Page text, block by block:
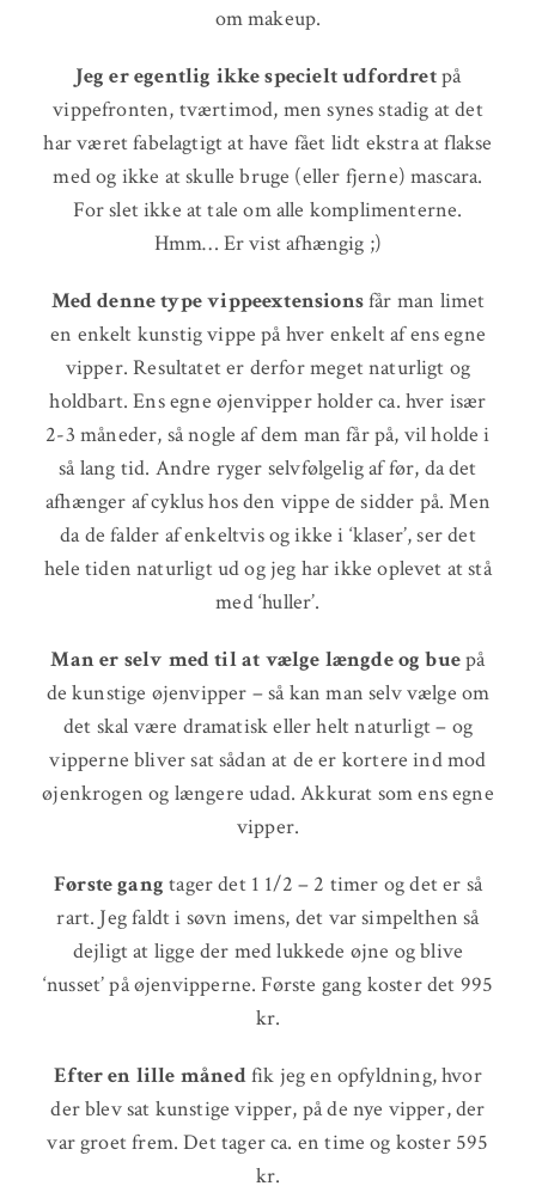
om makeup.
Jeg er egentlig ikke specielt udfordretpå
vippefronten, tværtimod, men synes stadig at det
har været fabelagtigt at have fået lidt ekstra at flakse
med og ikke at skulle bruge (eller fjerne) mascara.
For slet ikke at tale om alle komplimenterne.
Hmm… Er vist afhængig ;)
Med denne type vippeextensionsfår man limet
en enkelt kunstig vippe på hver enkelt af ens egne
vipper. Resultatet er derfor meget naturligt og
holdbart. Ens egne øjenvipper holder ca. hver især
2-3 måneder, så nogle af dem man får på, vil holde i
så lang tid. Andre ryger selvfølgelig af før, da det
afhænger af cyklus hos den vippe de sidder på. Men
da de falder af enkeltvis og ikke i ‘klaser’, ser det
hele tiden naturligt ud og jeg har ikke oplevet at stå
med ‘huller’.
Man er selv med til at vælge længde og buepå
de kunstige øjenvipper – så kan man selv vælge om
det skal være dramatisk eller helt naturligt – og
vipperne bliver sat sådan at de er kortere ind mod
øjenkrogen og længere udad. Akkurat som ens egne
vipper.
Første gang tager det 1 1/2 – 2 timer og det er så
rart. Jeg faldt i søvn imens, det var simpelthen så
dejligt at ligge der med lukkede øjne og blive
‘nusset’ på øjenvipperne. Første gang koster det 995
kr.
Efter en lille månedfik jeg en opfyldning, hvor
der blev sat kunstige vipper, på de nye vipper, der
var groet frem. Det tager ca. en time og koster 595
kr.